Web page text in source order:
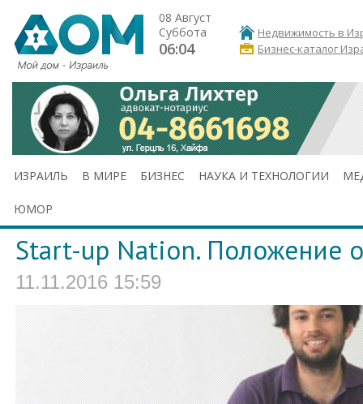
08 Август
Суббота
06:04
Недвижимость в
Бизнес-каталог
ИЗРАИЛЬ В МИРЕ БИЗНЕС НАУКА И ТЕХНОЛОГИИ
ЮМОР
Start-up Nation. Положение
11.11.2016 15:59